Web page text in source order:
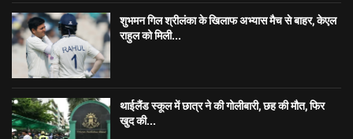
शुभमन गिल श्रीलंका के खिलाफ अभ्यास मैच से बाहर, केएल
राहुल को मिली...
थाईलैंड स्कूल में छात्र ने की गोलीबारी, छह की मौत, फिर
खुद की...